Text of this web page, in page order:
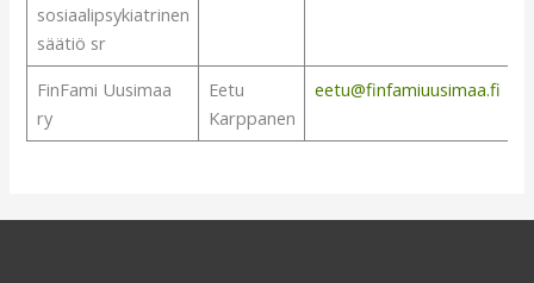
sosiaalipsykiatrinen
säätiö sr
FinFami Uusimaa
ry
Eetu
Karppanen
eetu@finfamiuusimaa.fi